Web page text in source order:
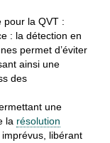
pour la QVT :
: la détection en
permet d’éviter
ainsi une
des
une
la résolution
libérant